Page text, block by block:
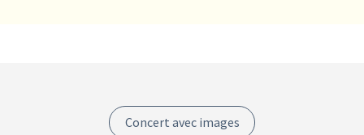
Concert avec images